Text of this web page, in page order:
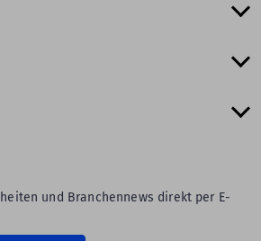
und Branchennews direkt per E-